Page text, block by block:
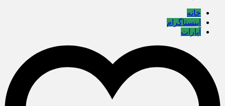
خانه
اینستاگرام
آپارات